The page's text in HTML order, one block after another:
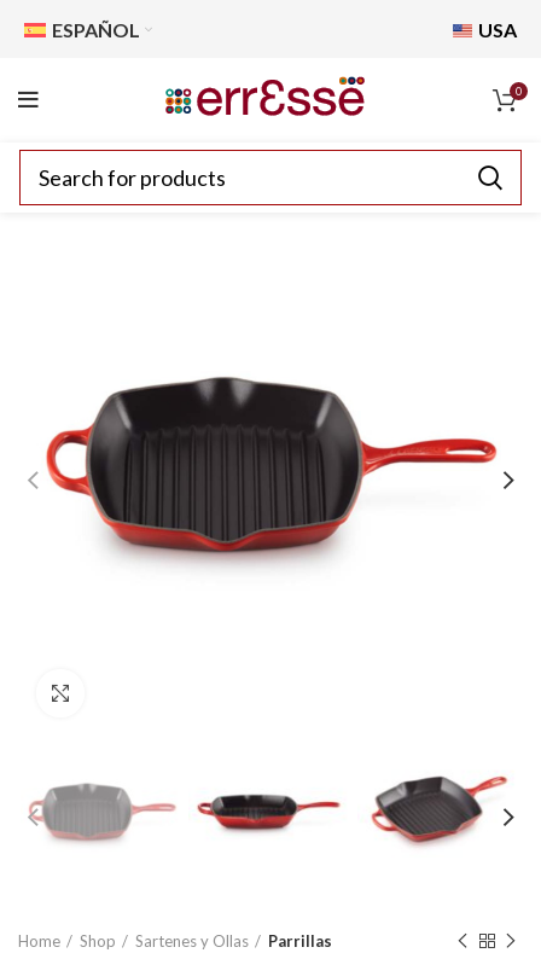
ESPAÑOL USA
0
Home Shop Sartenes y Ollas Parrillas